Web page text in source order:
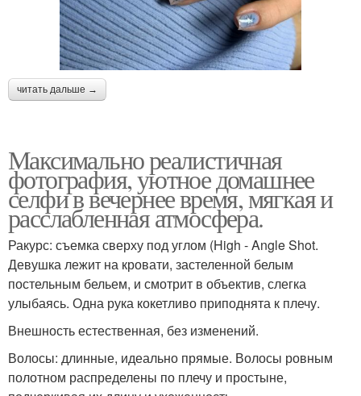
читать дальше →
Максимально реалистичная
фотография, уютное домашнее
селфи в вечернее время, мягкая и
расслабленная атмосфера.
Ракурс: съемка сверху под углом (High - Angle Shot.
Девушка лежит на кровати, застеленной белым
постельным бельем, и смотрит в объектив, слегка
улыбаясь. Одна рука кокетливо приподнята к плечу.
Внешность естественная, без изменений.
Волосы: длинные, идеально прямые. Волосы ровным
полотном распределены по плечу и простыне,